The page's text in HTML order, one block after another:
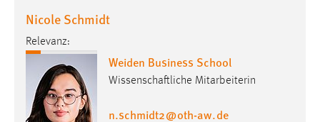
Nicole Schmidt
Relevanz:
Weiden Business School
Wissenschaftliche Mitarbeiterin
n.schmidt2@oth-aw.de